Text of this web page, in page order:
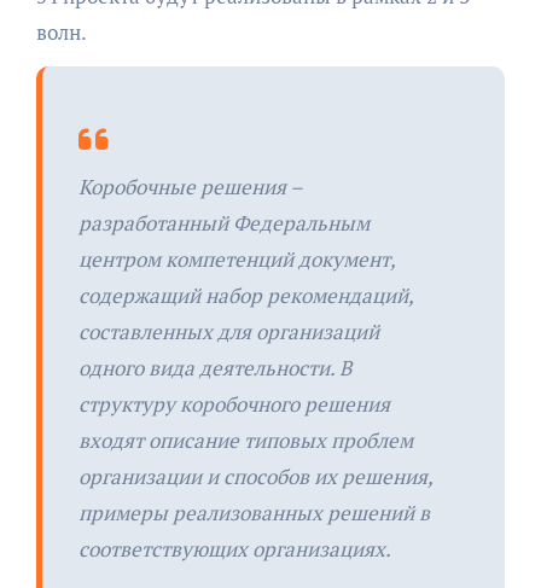
волн.
Коробочные решения –
разработанный Федеральным
центром компетенций документ,
содержащий набор рекомендаций,
составленных для организаций
одного вида деятельности. В
структуру коробочного решения
входят описание типовых проблем
организации и способов их решения,
примеры реализованных решений в
соответствующих организациях.